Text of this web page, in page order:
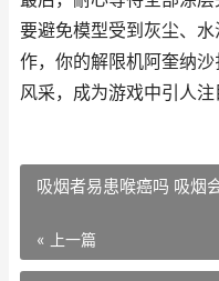
要避免模型受到灰尘、
作，你的解限机阿奎纳
风采，成为游戏中引人注
吸烟者易患喉癌吗 吸烟
« 上一篇